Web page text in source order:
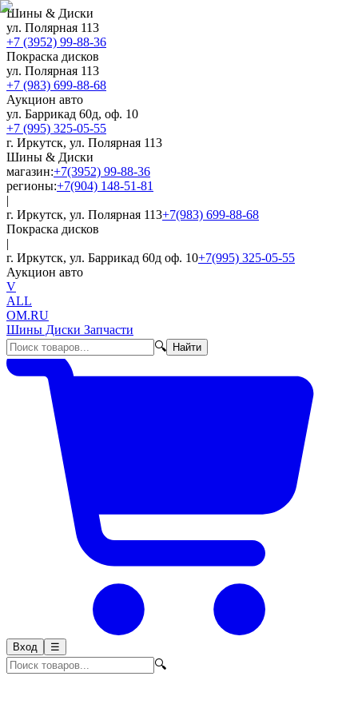
Шины & Диски
ул. Полярная 113
+7 (3952) 99-88-36
Покраска дисков
ул. Полярная 113
+7 (983) 699-88-68
Аукцион авто
ул. Баррикад 60д, оф. 10
+7 (995) 325-05-55
г. Иркутск, ул. Полярная 113
Шины & Диски
магазин:+7(3952) 99-88-36
регионы:+7(904) 148-51-81
|
г. Иркутск, ул. Полярная 113+7(983) 699-88-68
Покраска дисков
|
г. Иркутск, ул. Баррикад 60д оф. 10+7(995) 325-05-55
Аукцион авто
V
ALL
OM.RU
Шины Диски Запчасти
🔍
Найти
Вход ☰
🔍